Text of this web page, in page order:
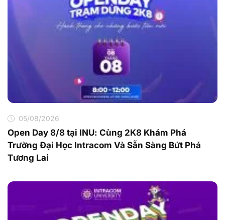
05/08/2026
Open Day 8/8 tại INU: Cùng 2K8 Khám Phá
Trường Đại Học Intracom Và Sẵn Sàng Bứt Phá
Tương Lai